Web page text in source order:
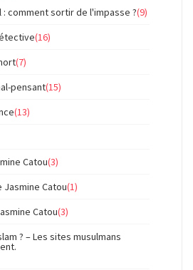
: comment sortir de l'impasse ?(9)
(16)
(7)
pensant(15)
(13)
Catou(3)
Catou(1)
Catou(3)
? – Les sites musulmans